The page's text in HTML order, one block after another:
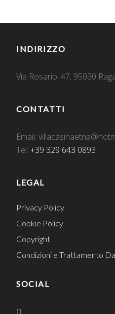
INDIRIZZO
Via Rosario, 47, 95030
CONTATTI
Email:
Tel: +39 329 643 0893
LEGAL
Privacy Policy
Cookie Policy
Copyright
Condizioni e Trattamento
SOCIAL